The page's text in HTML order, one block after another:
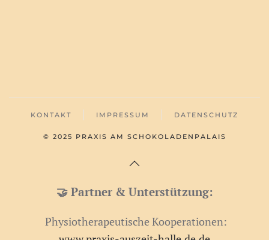
KONTAKT IMPRESSUM DATENSCHUTZ
© 2025 PRAXIS AM SCHOKOLADENPALAIS
🤝 Partner & Unterstützung:
Physiotherapeutische Kooperationen: